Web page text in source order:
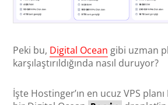
Peki bu, Digital Ocean gibi uzman
karşılaştırıldığında nasıl duruyor?
İşte Hostinger’ın en ucuz VPS